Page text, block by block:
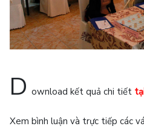
D ownload kết quả chi tiết
Xem bình luận và trực tiếp các